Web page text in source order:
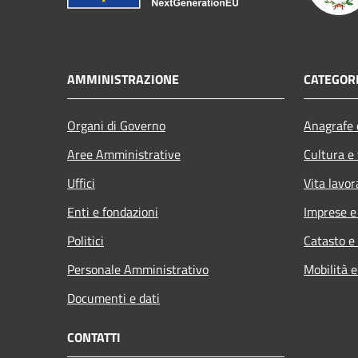
AMMINISTRAZIONE
Organi di Governo
Aree Amministrative
Uffici
Enti e fondazioni
Politici
Personale Amministrativo
Documenti e dati
Cultura
Vita
Imprese
Catasto
Mobilità
CONTATTI